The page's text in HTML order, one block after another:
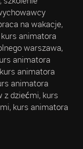
na wakacje,
animatora
warszawa,
animatora
animatora
animatora
z dziećmi, kurs
kurs animatora